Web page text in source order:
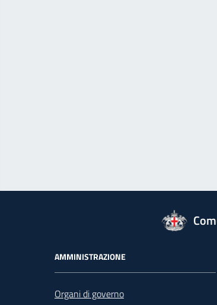
Footer -
AMMINISTRAZIONE
Organi di governo